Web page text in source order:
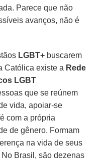
Parece que não
avanços, não é
LGBT+ buscarem
Católica existe a Rede
LGBT
que se reúnem
vida, apoiar-se
com a própria
de gênero. Formam
na vida de seus
Brasil, são dezenas